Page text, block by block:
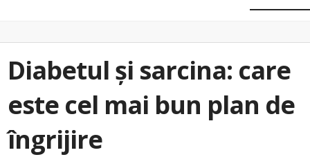
Diabetul și sarcina: care
este cel mai bun plan de
îngrijire